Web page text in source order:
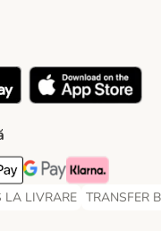
Payment Method
Pay Payment Method
Google Pay Payment
Klarna Payment
LA LIVRARE
LA LIVRARE Payment
TRANSFER
TRANSFER